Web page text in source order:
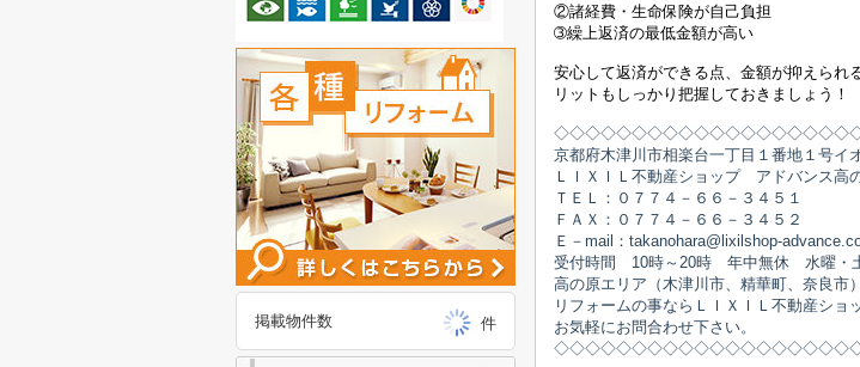
②諸経費・生命保険が自己負担
➂繰上返済の最低金額が高い
安心して返済ができる点、金額が抑えられ
リットもしっかり把握しておきましょう！
京都府木津川市相楽台一丁目１番地１号イ
ＬＩＸＩＬ不動産ショップ アドバンス高
ＴＥＬ：０７７４－６６－３４５１
ＦＡＸ：０７７４－６６－３４５２
Ｅ－mail：takanohara@lixilshop-
受付時間 10時～20時 年中無休 水曜・
高の原エリア（木津川市、精華町、奈良市
リフォームの事ならＬＩＸＩＬ不動産ショ
お気軽にお問合わせ下さい。
掲載物件数 件